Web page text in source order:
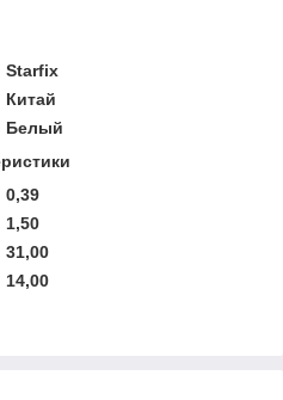
Starfix
Китай
Белый
0,39
1,50
31,00
14,00